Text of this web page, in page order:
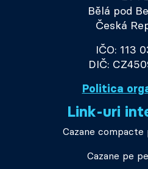
Bělá pod
Česká
IČO: 113
DIČ:
Politica
Link-uri
Cazane compacte
Cazane pe